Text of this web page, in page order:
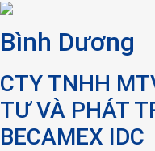
Bình Dương
CTY TNHH
TƯ VÀ PHÁT
BECAMEX IDC